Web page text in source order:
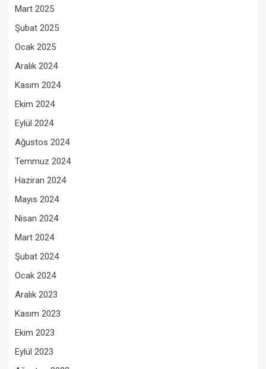
Mart 2025
Şubat 2025
Ocak 2025
Aralık 2024
Kasım 2024
Ekim 2024
Eylül 2024
Ağustos 2024
Temmuz 2024
Haziran 2024
Mayıs 2024
Nisan 2024
Mart 2024
Şubat 2024
Ocak 2024
Aralık 2023
Kasım 2023
Ekim 2023
Eylül 2023